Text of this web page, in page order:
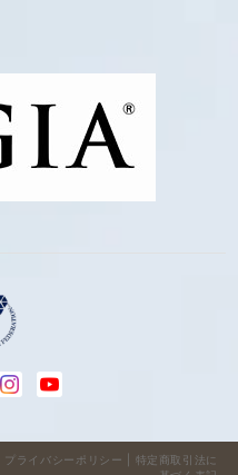
プライバシーポリシー
特定商取引法に